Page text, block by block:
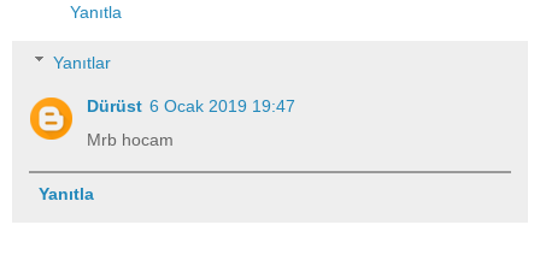
Yanıtla
Yanıtlar
Dürüst 6 Ocak 2019 19:47
Mrb hocam
Yanıtla